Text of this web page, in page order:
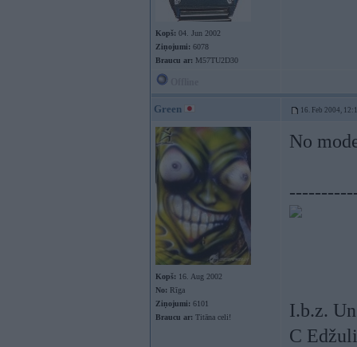
Kopš: 04. Jun 2002
Ziņojumi: 6078
Braucu ar: M57TU2D30
Green 16. Feb 2004,
Kopš: 16. Aug 2002
No: Rīga
Ziņojumi: 6101
Braucu ar: Titāna celi!
No
I.b.z.
C